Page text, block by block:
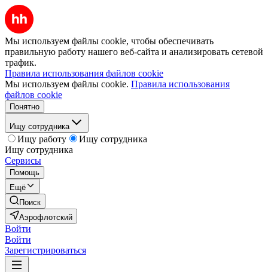
Мы используем файлы cookie, чтобы обеспечивать
правильную работу нашего веб-сайта и анализировать сетевой
трафик.
Правила использования файлов cookie
Мы используем файлы cookie. Правила использования
файлов cookie
Понятно
Ищу сотрудника
Ищу работу
Ищу сотрудника
Ищу сотрудника
Сервисы
Помощь
Ещё
Поиск
Аэрофлотский
Войти
Войти
Зарегистрироваться